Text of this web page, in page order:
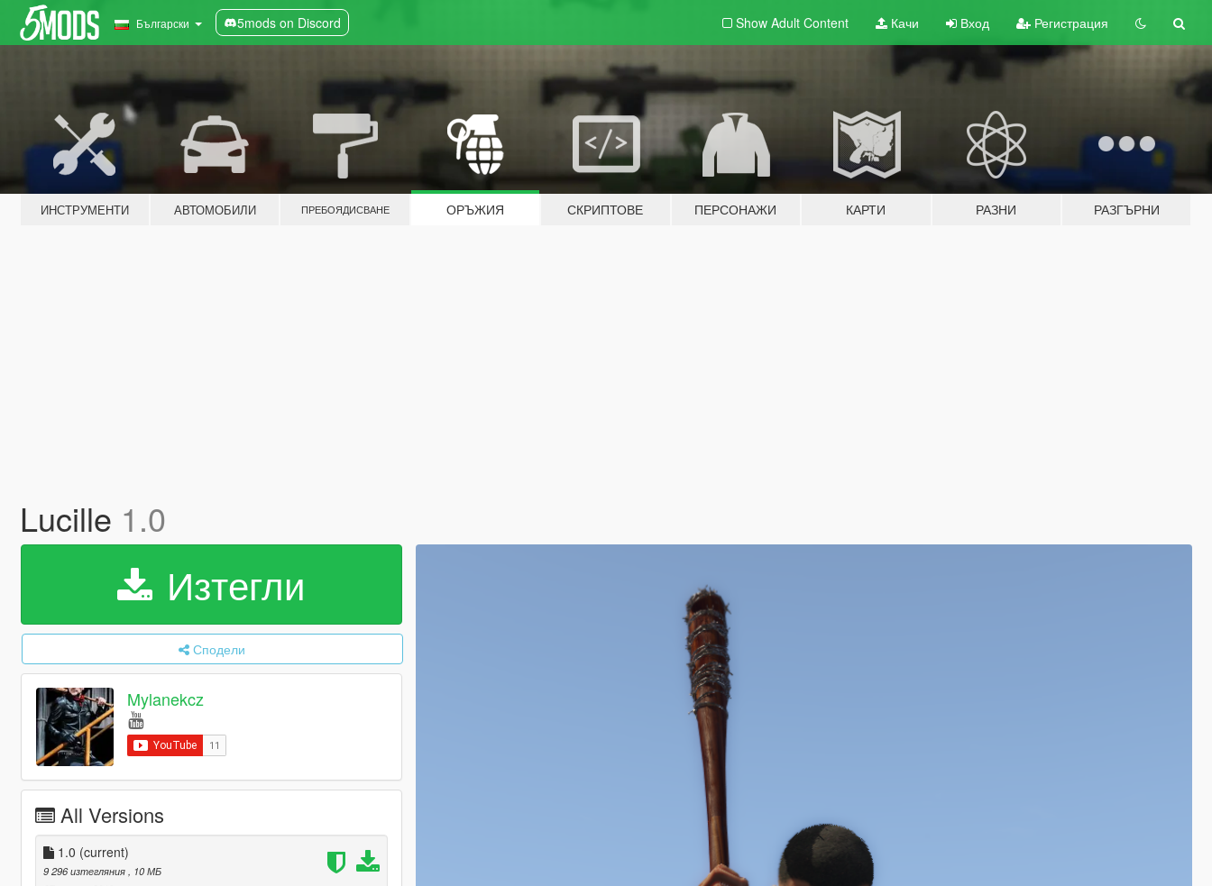
Български 5mods on Discord Show Adult Content Качи Вход Регистрация
ИНСТРУМЕНТИ АВТОМОБИЛИ ПРЕБОЯДИСВАНЕ ОРЪЖИЯ СКРИПТОВЕ ПЕРСОНАЖИ КАРТИ РАЗНИ РАЗГЪРНИ
Lucille 1.0
Изтегли
Сподели
Mylanekcz
All Versions
1.0 (current)
9 296 изтегляния
, 10 МБ